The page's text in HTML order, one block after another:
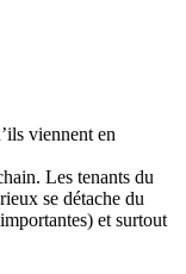
viennent en
Les tenants du
se détache du
et surtout